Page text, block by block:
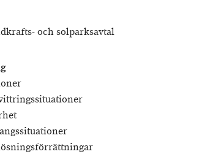
och solparksavtal